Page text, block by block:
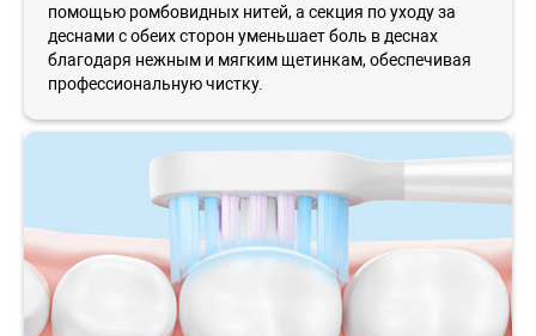
помощью ромбовидных нитей, а секция по уходу за
деснами с обеих сторон уменьшает боль в деснах
благодаря нежным и мягким щетинкам, обеспечивая
профессиональную чистку.